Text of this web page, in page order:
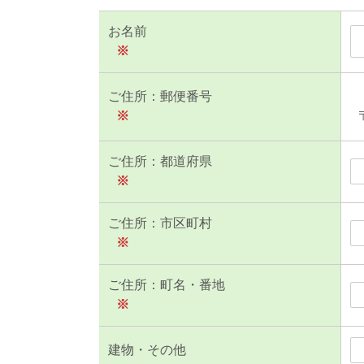
お名前
※
ご住所：郵便番号
※
ご住所：都道府県
※
ご住所：市区町村
※
ご住所：町名・番地
※
建物・その他